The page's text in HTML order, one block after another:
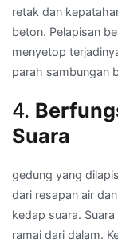
retak dan
beton. Pelapisan
menyetop
parah sambungan
4.
Suara
gedung yang
dari resapan air
kedap suara.
ramai dari dalam.